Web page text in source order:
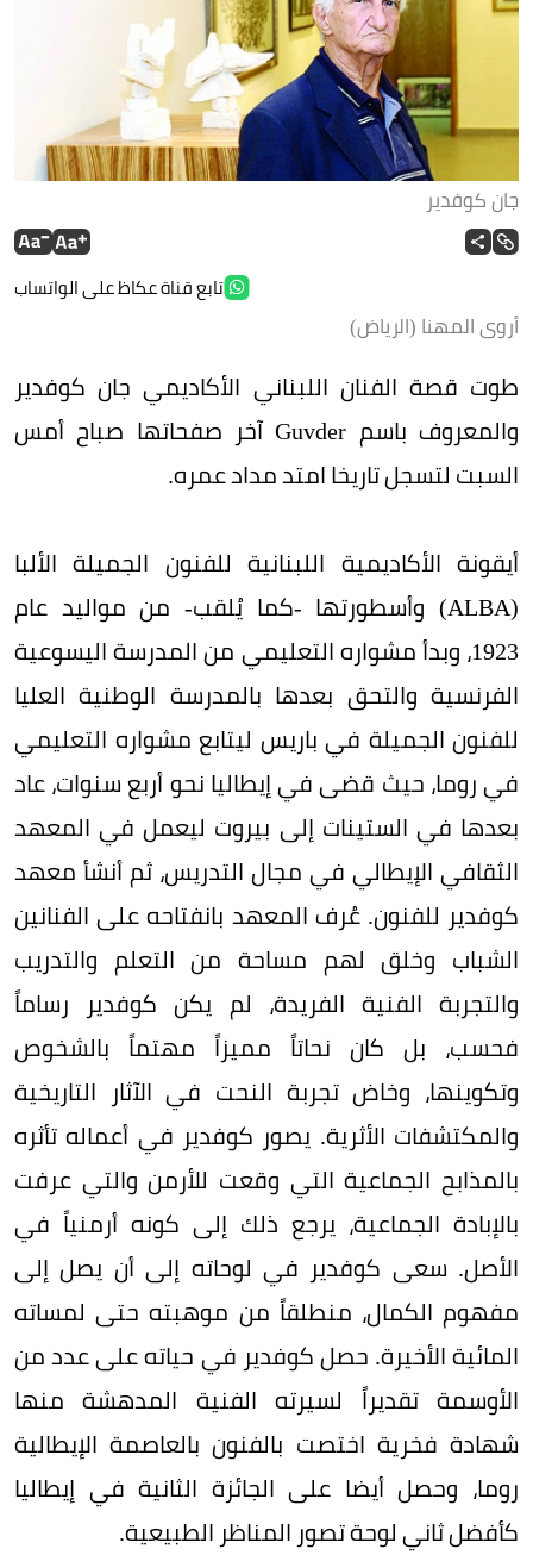
جان كوفدير
تابع قناة عكاظ على الواتساب
أروى المهنا (الرياض)
طوت قصة الفنان اللبناني الأكاديمي جان كوفدير
والمعروف باسم Guvder آخر صفحاتها صباح أمس
السبت لتسجل تاريخا امتد مداد عمره.
أيقونة الأكاديمية اللبنانية للفنون الجميلة الألبا
(ALBA) وأسطورتها -كما يُلقب- من مواليد عام
1923، وبدأ مشواره التعليمي من المدرسة اليسوعية
الفرنسية والتحق بعدها بالمدرسة الوطنية العليا
للفنون الجميلة في باريس ليتابع مشواره التعليمي
في روما، حيث قضى في إيطاليا نحو أربع سنوات، عاد
بعدها في الستينات إلى بيروت ليعمل في المعهد
الثقافي الإيطالي في مجال التدريس، ثم أنشأ معهد
كوفدير للفنون. عُرف المعهد بانفتاحه على الفنانين
الشباب وخلق لهم مساحة من التعلم والتدريب
والتجربة الفنية الفريدة، لم يكن كوفدير رساماً
فحسب، بل كان نحاتاً مميزاً مهتماً بالشخوص
وتكوينها، وخاض تجربة النحت في الآثار التاريخية
والمكتشفات الأثرية. يصور كوفدير في أعماله تأثره
بالمذابح الجماعية التي وقعت للأرمن والتي عرفت
بالإبادة الجماعية، يرجع ذلك إلى كونه أرمنياً في
الأصل. سعى كوفدير في لوحاته إلى أن يصل إلى
مفهوم الكمال، منطلقاً من موهبته حتى لمساته
المائية الأخيرة. حصل كوفدير في حياته على عدد من
الأوسمة تقديراً لسيرته الفنية المدهشة منها
شهادة فخرية اختصت بالفنون بالعاصمة الإيطالية
روما، وحصل أيضا على الجائزة الثانية في إيطاليا
كأفضل ثاني لوحة تصور المناظر الطبيعية.